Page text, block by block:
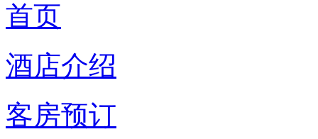
首页
酒店介绍
客房预订